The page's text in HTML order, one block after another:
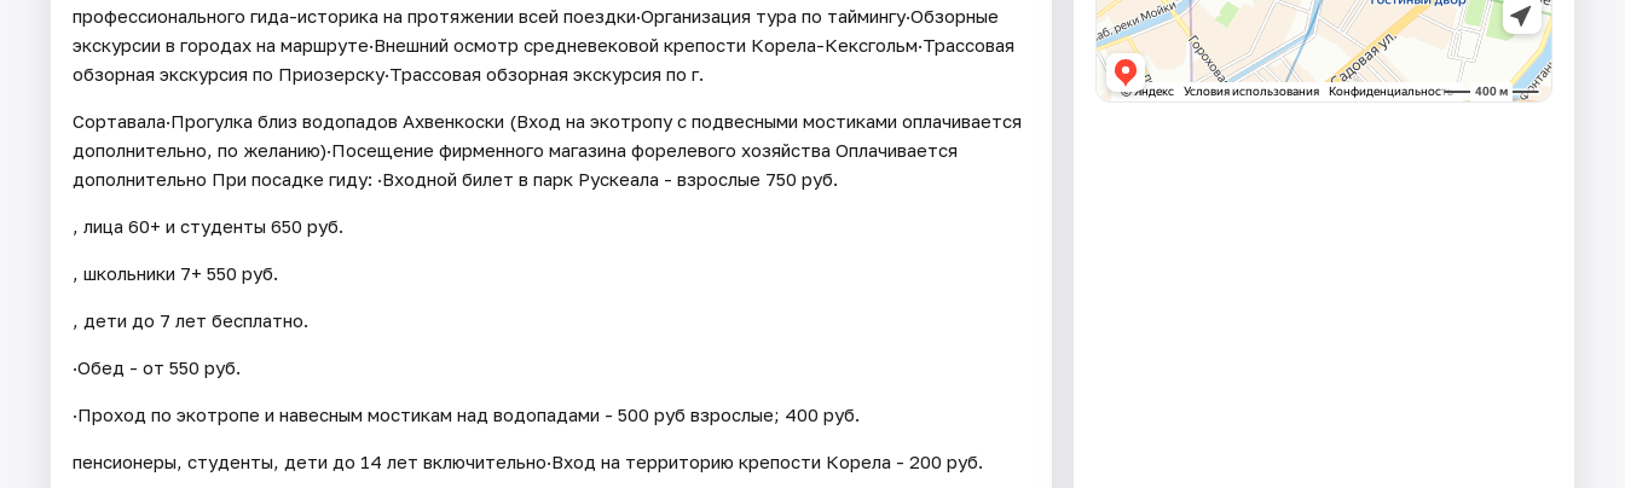
профессионального гида-историка на протяжении всей поездки·Организация тура по таймингу·Обзорные
экскурсии в городах на маршруте·Внешний осмотр средневековой крепости Корела-Кексгольм·Трассовая
обзорная экскурсия по Приозерску·Трассовая обзорная экскурсия по г.
Сортавала·Прогулка близ водопадов Ахвенкоски (Вход на экотропу с подвесными мостиками оплачивается
дополнительно, по желанию)·Посещение фирменного магазина форелевого хозяйства Оплачивается
дополнительно При посадке гиду: ·Входной билет в парк Рускеала - взрослые 750 руб.
, лица 60+ и студенты 650 руб.
, школьники 7+ 550 руб.
, дети до 7 лет бесплатно.
·Обед - от 550 руб.
·Проход по экотропе и навесным мостикам над водопадами - 500 руб взрослые; 400 руб.
пенсионеры, студенты, дети до 14 лет включительно·Вход на территорию крепости Корела - 200 руб.